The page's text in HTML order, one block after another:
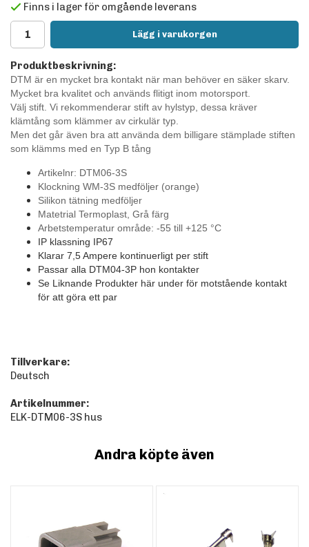
Finns i lager för omgående leverans
Lägg i varukorgen
Produktbeskrivning:
DTM är en mycket bra kontakt när man behöver en säker skarv.
Mycket bra kvalitet och används flitigt inom motorsport.
Välj stift. Vi rekommenderar stift av hylstyp, dessa kräver
klämtång som klämmer av cirkulär typ.
Men det går även bra att använda dem billigare stämplade stiften
som klämms med en Typ B tång
Artikelnr: DTM06-3S
Klockning WM-3S medföljer (orange)
Silikon tätning medföljer
Matetrial Termoplast, Grå färg
Arbetstemperatur område: -55 till +125 °C
IP klassning IP67
Klarar 7,5 Ampere kontinuerligt per stift
Passar alla DTM04-3P hon kontakter
Se Liknande Produkter här under för motstående kontakt
för att göra ett par
Tillverkare:
Deutsch
Artikelnummer:
ELK-DTM06-3S hus
Andra köpte även